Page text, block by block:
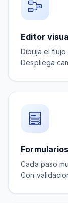
Editor
Dibuja el
Despliega
Cada paso
Con